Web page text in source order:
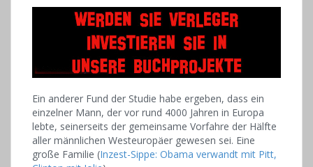
Ein anderer Fund der Studie habe ergeben, dass ein
einzelner Mann, der vor rund 4000 Jahren in Europa
lebte, seinerseits der gemeinsame Vorfahre der Hälfte
aller männlichen Westeuropäer gewesen sei. Eine
große Familie (Inzest-Sippe: Obama verwandt mit Pitt,